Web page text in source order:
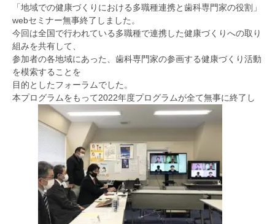
「地域での健康づくりにおける多職種連携と歯科専門家の役割」
webセミナー無事終了しました。
今回は全国で行われている多職種で連携した健康づくりへの取り
組みを共有して、
参加者の各地域にあった、歯科専門家の参画する健康づくり活動
を模索することを
目的としたフォーラムでした。
本プログラムをもって2022年度プログラムが全て無事に終了し